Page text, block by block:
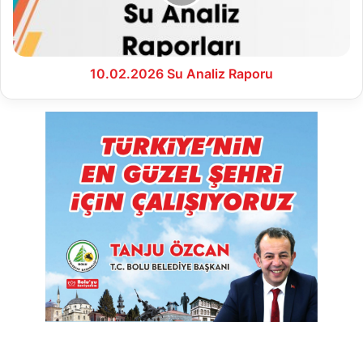
10.02.2026 Su Analiz Raporu